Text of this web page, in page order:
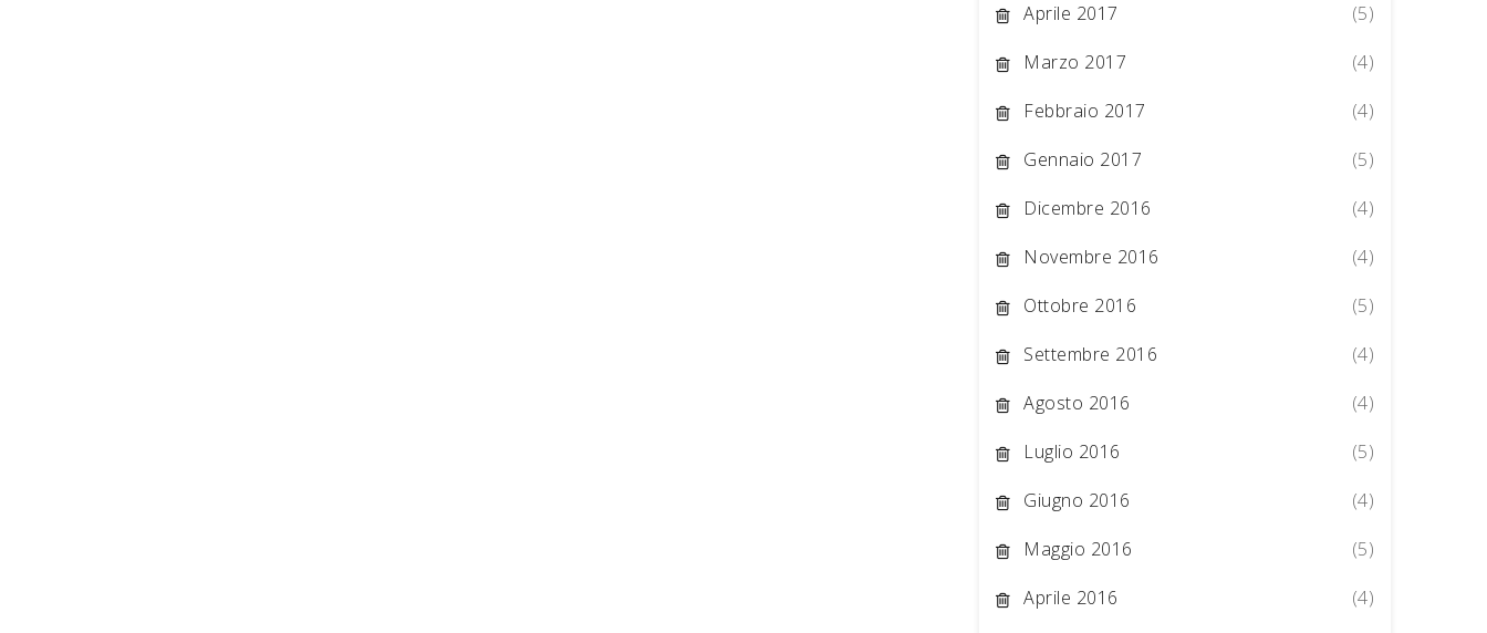
Aprile 2017
(5)
Marzo 2017
(4)
Febbraio 2017
(4)
Gennaio 2017
(5)
Dicembre 2016
(4)
Novembre 2016
(4)
Ottobre 2016
(5)
Settembre 2016
(4)
Agosto 2016
(4)
Luglio 2016
(5)
Giugno 2016
(4)
Maggio 2016
(5)
Aprile 2016
(4)